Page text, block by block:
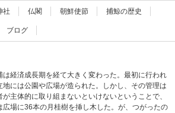
社 仏閣 朝鮮使節 捕鯨の歴史
ブログ
経済成長期を経て大きく変わった。最初に行われ
には公園や広場が造られた。しかし、その管理は
主体的に取り組まないといけないということで、
場に36本の月桂樹を挿し木した。が、つがったの